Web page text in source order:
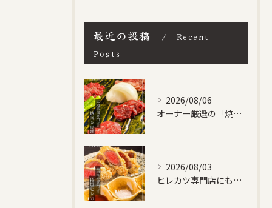
最近の投稿
Recent
Posts
2026/08/06
オーナー厳選の「焼肉５点盛り合わせ」です！
2026/08/03
ヒレカツ専門店にも負けない、自信作です！